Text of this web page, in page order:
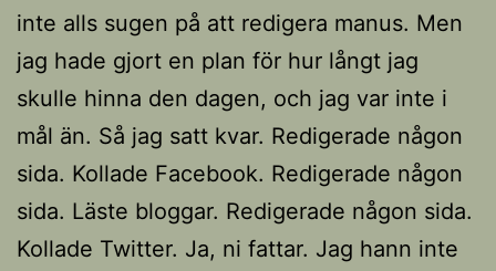
inte alls sugen på att redigera manus. Men
jag hade gjort en plan för hur långt jag
skulle hinna den dagen, och jag var inte i
mål än. Så jag satt kvar. Redigerade någon
sida. Kollade Facebook. Redigerade någon
sida. Läste bloggar. Redigerade någon sida.
Kollade Twitter. Ja, ni fattar. Jag hann inte